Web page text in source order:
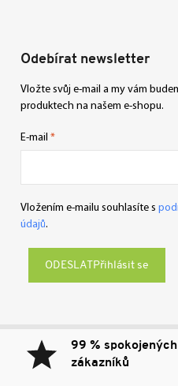
Odebírat newsletter
Vložte svůj e-mail a my vám
produktech na našem e-shopu.
E-mail
Vložením e-mailu souhlasíte s
údajů.
Přihlásit se
99 % spokojených
zákazníků